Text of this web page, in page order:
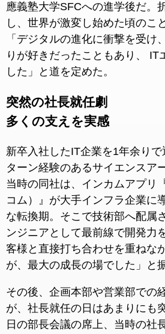
應義塾大学SFCへの進学後だ。
し、世界が激変し始めた頃のこ
「デジタルの進化に衝撃を受け
りが好きだったこともあり、 IT
した」と道を定めた。
突然の社長就任劇
多くの支えを実感
新卒入社したIT企業を1年余り
ターン経験のあるサイエンスア
当時の同社は、インカムアプリ
コム）』が大手インフラ企業に
な転換期。そこで技術部へ配属
ンジニアとして最前線で開発力
客様と直接打ち合わせを重ねな
が、最大の成長の場でした」と
その後、企画本部や営業部での
が、社長就任の日はあまりにも
日の部長会議の席上、当時の社